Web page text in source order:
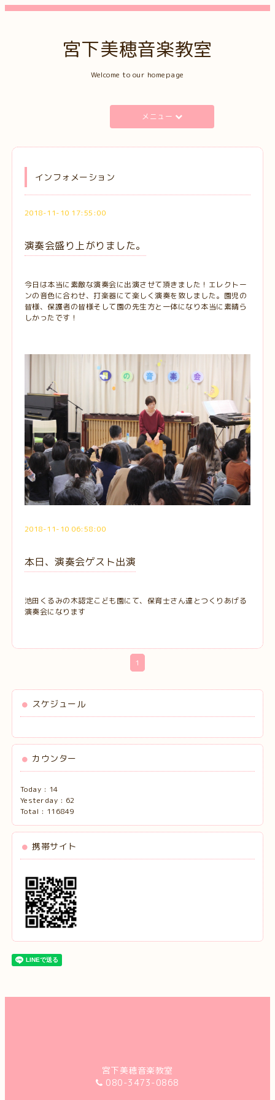
宮下美穂音楽教室
Welcome to our homepage
メニュー
インフォメーション
2018-11-10 17:55:00
演奏会盛り上がりました。
今日は本当に素敵な演奏会に出演させて頂きました！エレクトー
ンの音色に合わせ、打楽器にて楽しく演奏を致しました。園児の
皆様、保護者の皆様そして園の先生方と一体になり本当に素晴ら
しかったです！
2018-11-10 06:58:00
本日、演奏会ゲスト出演
池田くるみの木認定こども園にて、保育士さん達とつくりあげる
演奏会になります
1
スケジュール
カウンター
Today : 14
Yesterday : 62
Total : 116849
携帯サイト
宮下美穂音楽教室
080-3473-0868